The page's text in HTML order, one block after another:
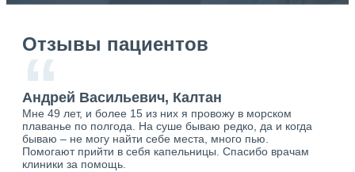
Отзывы пациентов
“
Андрей Васильевич, Калтан
Мне 49 лет, и более 15 из них я провожу в морском
плаванье по полгода. На суше бываю редко, да и когда
бываю – не могу найти себе места, много пью.
Помогают прийти в себя капельницы. Спасибо врачам
клиники за помощь.